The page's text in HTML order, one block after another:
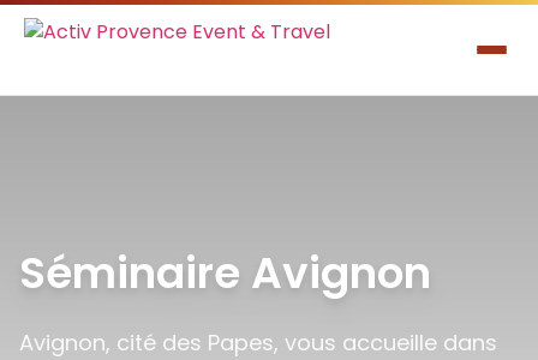
Séminaire Avignon
Avignon, cité des Papes, vous accueille dans